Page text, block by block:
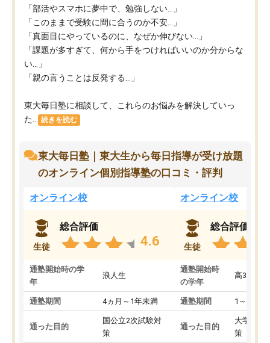
「部活やスマホに夢中で、勉強しない…」
「このままで受験に間に合うのか不安…」
「真面目にやっているのに、なぜか伸びない…」
「課題が多すぎて、何から手をつければいいのか分からな
い…」
「親の言うことは反発する…」
東大毎日塾に相談して、これらのお悩みを解決していっ
た...
続きを読む
東大毎日塾｜東大生から毎日指導が受け放題
のオンライン個別指導塾の口コミ・評判
オンライン校
生徒
総合評価
4.6
通塾開始時の学
年
浪人生
通塾期間 4ヵ月～1年未満
通った目的
国公立2次試験対
策
オンライン校
生徒
総合評価
通塾開始時
の学年
高3
通塾期間 1～3ヵ月
通った目的
大学入学
策